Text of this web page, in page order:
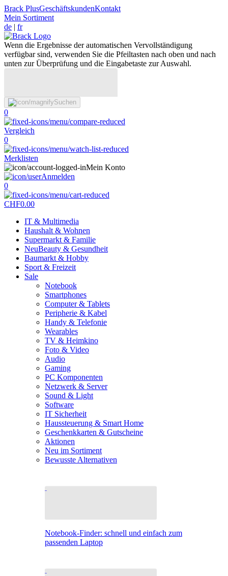
Brack PlusGeschäftskundenKontakt
Mein Sortiment
de | fr
Wenn die Ergebnisse der automatischen Vervollständigung
verfügbar sind, verwenden Sie die Pfeiltasten nach oben und nach
unten zur Überprüfung und die Eingabetaste zur Auswahl.
Suchen
0
Vergleich
0
Merklisten
Mein Konto
Anmelden
0
CHF0.00
IT & Multimedia
Haushalt & Wohnen
Supermarkt & Familie
NeuBeauty & Gesundheit
Baumarkt & Hobby
Sport & Freizeit
Sale
Notebook
Smartphones
Computer & Tablets
Peripherie & Kabel
Handy & Telefonie
Wearables
TV & Heimkino
Foto & Video
Audio
Gaming
PC Komponenten
Netzwerk & Server
Sound & Light
Software
IT Sicherheit
Haussteuerung & Smart Home
Geschenkkarten & Gutscheine
Aktionen
Neu im Sortiment
Bewusste Alternativen
Notebook-Finder: schnell und einfach zum
passenden Laptop